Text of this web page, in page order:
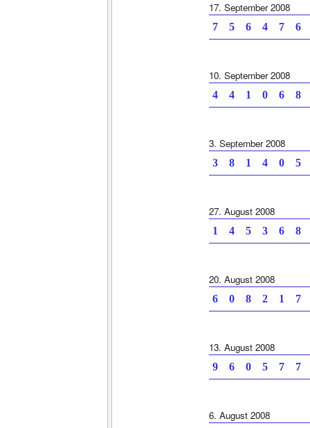
17. September 2008
7 5 6 4 7 6
10. September 2008
4 4 1 0 6 8
3. September 2008
3 8 1 4 0 5
27. August 2008
1 4 5 3 6 8
20. August 2008
6 0 8 2 1 7
13. August 2008
9 6 0 5 7 7
6. August 2008